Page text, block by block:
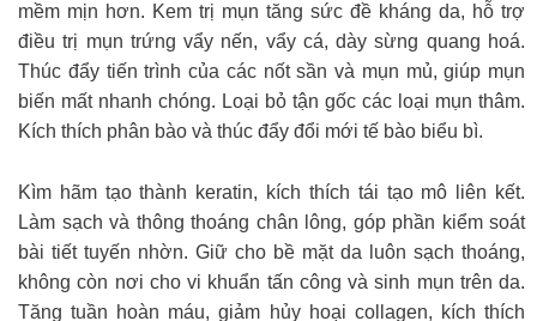
mềm mịn hơn. Kem trị mụn tăng sức đề kháng da, hỗ trợ
điều trị mụn trứng vẩy nến, vẩy cá, dày sừng quang hoá.
Thúc đẩy tiến trình của các nốt sần và mụn mủ, giúp mụn
biến mất nhanh chóng. Loại bỏ tận gốc các loại mụn thâm.
Kích thích phân bào và thúc đẩy đổi mới tế bào biểu bì.
Kìm hãm tạo thành keratin, kích thích tái tạo mô liên kết.
Làm sạch và thông thoáng chân lông, góp phần kiểm soát
bài tiết tuyến nhờn. Giữ cho bề mặt da luôn sạch thoáng,
không còn nơi cho vi khuẩn tấn công và sinh mụn trên da.
Tăng tuần hoàn máu, giảm hủy hoại collagen, kích thích